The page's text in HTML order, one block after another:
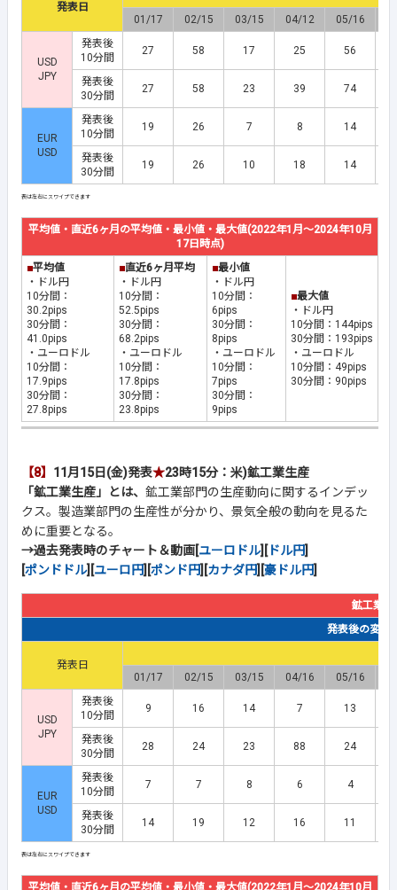
発表日
01/17
02/15 03/15 04/12 05/16
USD
JPY
発表後
10分間
27 58 17 25 56
発表後
30分間
27 58 23 39 74
EUR
USD
発表後
10分間
19 26 7 8 14
発表後
30分間
19 26 10 18 14
平均値・直近6ヶ月の平均値・最小値・最大値(2022年1月～2024年10月
17日時点)
■平均値
・ドル円
10分間：
30.2pips
30分間：
41.0pips
・ユーロドル
10分間：
17.9pips
30分間：
27.8pips
■直近6ヶ月平均
・ドル円
10分間：
52.5pips
30分間：
68.2pips
・ユーロドル
10分間：
17.8pips
30分間：
23.8pips
■最小値
・ドル円
10分間：
6pips
30分間：
8pips
・ユーロドル
10分間：
7pips
30分間：
9pips
■最大値
・ドル円
10分間：144pips
30分間：193pips
・ユーロドル
10分間：49pips
30分間：90pips
【8】 11月15日(金)発表★23時15分：米)鉱工業生産
「鉱工業生産」とは、 鉱工業部門の生産動向に関するインデッ
クス。製造業部門の生産性が分かり、景気全般の動向を見るた
めに重要となる。
→過去発表時のチャート＆動画[ユーロドル][ ドル円]
[ポンドドル][ユーロ円][ポンド円][カナダ円][豪ドル円]
鉱工業生
発表後の変動
発表日
01/17
02/15 03/15 04/16 05/16
USD
JPY
発表後
10分間
9 16 14 7 13
発表後
30分間
28 24 23 88 24
EUR
USD
発表後
10分間
7 7 8 6 4
発表後
30分間
14 19 12 16 11